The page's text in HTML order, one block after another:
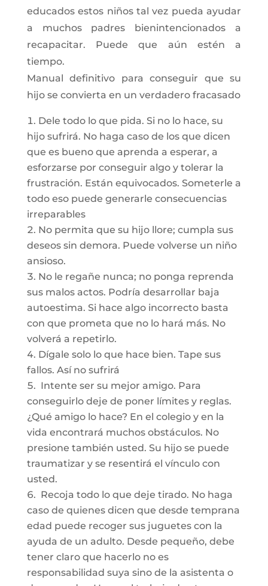
educados estos niños tal vez pueda ayudar
a muchos padres bienintencionados a
recapacitar. Puede que aún estén a
tiempo.
Manual definitivo para conseguir que su
hijo se convierta en un verdadero fracasado
Dele todo lo que pida. Si no lo hace, su
hijo sufrirá. No haga caso de los que dicen
que es bueno que aprenda a esperar, a
esforzarse por conseguir algo y tolerar la
frustración. Están equivocados. Someterle a
todo eso puede generarle consecuencias
irreparables
No permita que su hijo llore; cumpla sus
deseos sin demora. Puede volverse un niño
ansioso.
No le regañe nunca; no ponga reprenda
sus malos actos. Podría desarrollar baja
autoestima. Si hace algo incorrecto basta
con que prometa que no lo hará más. No
volverá a repetirlo.
Dígale solo lo que hace bien. Tape sus
fallos. Así no sufrirá
Intente ser su mejor amigo. Para
conseguirlo deje de poner límites y reglas.
¿Qué amigo lo hace? En el colegio y en la
vida encontrará muchos obstáculos. No
presione también usted. Su hijo se puede
traumatizar y se resentirá el vínculo con
usted.
Recoja todo lo que deje tirado. No haga
caso de quienes dicen que desde temprana
edad puede recoger sus juguetes con la
ayuda de un adulto. Desde pequeño, debe
tener claro que hacerlo no es
responsabilidad suya sino de la asistenta o